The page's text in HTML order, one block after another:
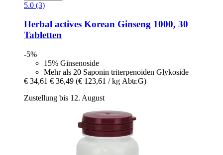
5.0 (3)
Herbal actives Korean Ginseng 1000, 30
Tabletten
-5%
15% Ginsenoside
Mehr als 20 Saponin triterpenoiden Glykoside
€ 34,61 € 36,49 (€ 123,61 / kg Abtr.G)
Zustellung bis 12. August